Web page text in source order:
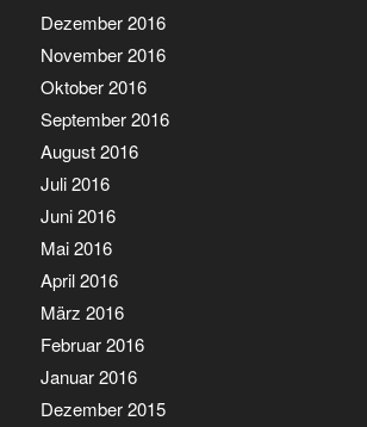
Dezember 2016
November 2016
Oktober 2016
September 2016
August 2016
Juli 2016
Juni 2016
Mai 2016
April 2016
März 2016
Februar 2016
Januar 2016
Dezember 2015